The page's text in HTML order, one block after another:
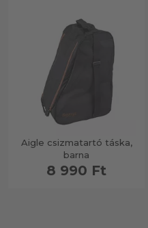
Aigle csizmatartó táska,
barna
8 990 Ft